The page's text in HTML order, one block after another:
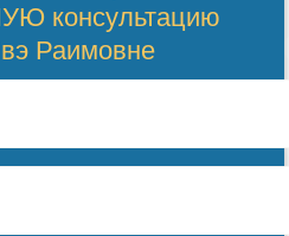
консультацию
Раимовне